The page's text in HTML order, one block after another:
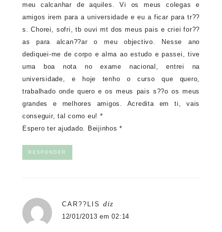
meu calcanhar de aquiles. Vi os meus colegas e
amigos irem para a universidade e eu a ficar para tr??
s. Chorei, sofri, tb ouvi mt dos meus pais e criei for??
as para alcan??ar o meu objectivo. Nesse ano
dediquei-me de corpo e alma ao estudo e passei, tive
uma boa nota no exame nacional, entrei na
universidade, e hoje tenho o curso que quero,
trabalhado onde quero e os meus pais s??o os meus
grandes e melhores amigos. Acredita em ti, vais
conseguir, tal como eu! *
Espero ter ajudado. Beijinhos *
RESPONDER
CAR??LIS diz
12/01/2013 em 02:14